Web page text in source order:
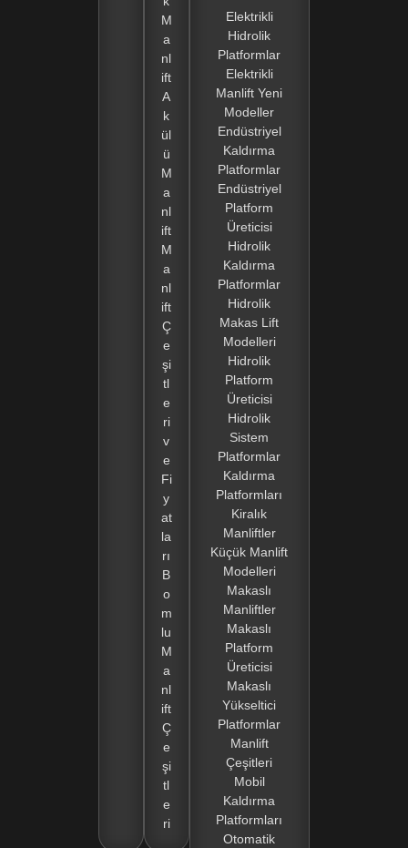
M
a
nl
ift
A
k
ül
ü
M
a
nl
ift
M
a
nl
ift
Ç
e
şi
tl
e
ri
v
e
Fi
y
at
la
rı
B
o
m
lu
M
a
nl
ift
Ç
e
şi
tl
e
ri
Elektrikli
Hidrolik
Platformlar
Elektrikli
Manlift Yeni
Modeller
Endüstriyel
Kaldırma
Platformlar
Endüstriyel
Platform
Üreticisi
Hidrolik
Kaldırma
Platformlar
Hidrolik
Makas Lift
Modelleri
Hidrolik
Platform
Üreticisi
Hidrolik
Sistem
Platformlar
Kaldırma
Platformları
Kiralık
Manliftler
Küçük Manlift
Modelleri
Makaslı
Manliftler
Makaslı
Platform
Üreticisi
Makaslı
Yükseltici
Platformlar
Manlift
Çeşitleri
Mobil
Kaldırma
Platformları
Otomatik